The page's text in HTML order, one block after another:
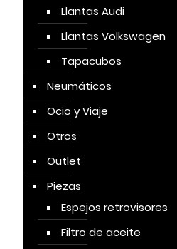
Llantas Audi
Llantas Volkswagen
Tapacubos
Neumáticos
Ocio y Viaje
Otros
Outlet
Piezas
Espejos retrovisores
Filtro de aceite